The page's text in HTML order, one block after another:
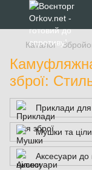
Каталог
зброї:
Приклади для
Мушки та
Аксесуари до